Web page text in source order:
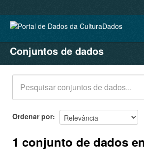
CONJUNTOS DE DADOS
ORGANIZAÇÕES
GRUPOS
SOBRE
Conjuntos de dados
Ordenar por
1 conjunto de dados